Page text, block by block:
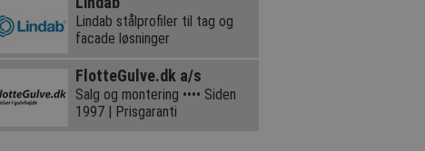
Lindab stålprofiler til tag og
facade løsninger
FlotteGulve.dk a/s
Salg og montering •••• Siden
1997 | Prisgaranti